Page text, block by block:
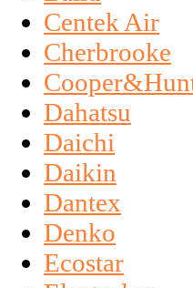
Centek Air
Cherbrooke
Dahatsu
Daichi
Daikin
Dantex
Denko
Ecostar